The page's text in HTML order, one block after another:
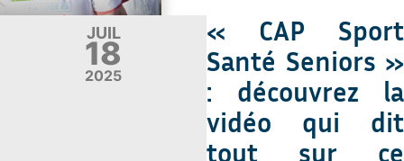
JUIL
18
2025
« CAP Sport
Santé Seniors »
: découvrez la
vidéo qui dit
tout sur ce